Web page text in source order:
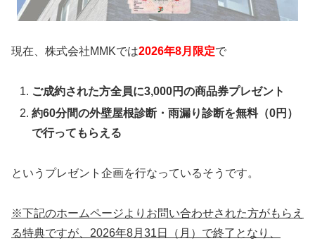
現在、株式会社MMKでは2026年8月限定で
ご成約された方全員に3,000円の商品券プレゼント
約60分間の外壁屋根診断・雨漏り診断を無料（0円）
で行ってもらえる
というプレゼント企画を行なっているそうです。
※下記のホームページよりお問い合わせされた方がもらえ
る特典ですが、2026年8月31日（月）で終了となり、